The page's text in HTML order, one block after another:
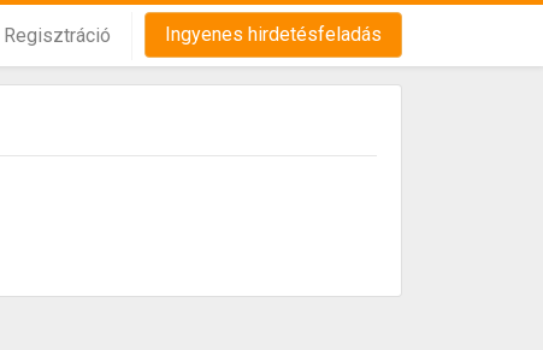
Regisztráció Ingyenes hirdetésfeladás